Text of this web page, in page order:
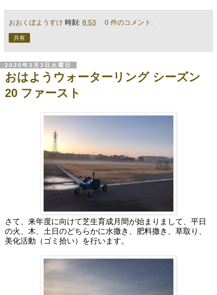
おおくぼようすけ 時刻: 8:53 0 件のコメント:
共有
2020年3月3日火曜日
おはようウォーターリング シーズン
20 ファースト
さて、来年度に向けて芝生育成月間が始まりまして、平日
の火、木、土日のどちらかに水撒き、肥料撒き、草取り、
美化活動（ゴミ拾い）を行います。